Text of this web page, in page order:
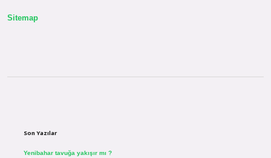
Sitemap
Son Yazılar
Yenibahar tavuğa yakışır mı ?